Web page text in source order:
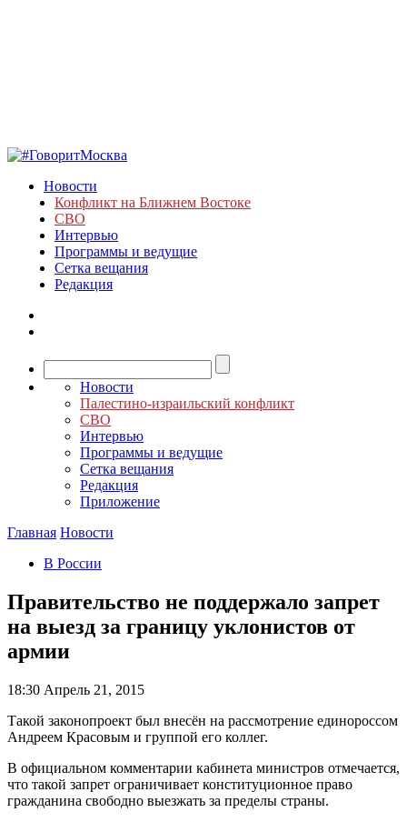
Новости
Конфликт на Ближнем Востоке
СВО
Интервью
Программы и ведущие
Сетка вещания
Редакция
Новости
Палестино-израильский конфликт
СВО
Интервью
Программы и ведущие
Сетка вещания
Редакция
Приложение
Главная Новости
В России
Правительство не поддержало запрет
на выезд за границу уклонистов от
армии
18:30 Апрель 21, 2015
Такой законопроект был внесён на рассмотрение единороссом
Андреем Красовым и группой его коллег.
В официальном комментарии кабинета министров отмечается,
что такой запрет ограничивает конституционное право
гражданина свободно выезжать за пределы страны.